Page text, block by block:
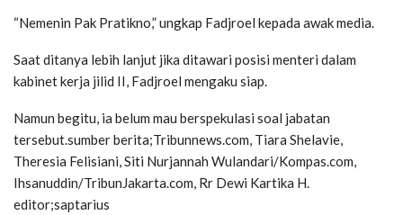
“Nemenin Pak Pratikno,” ungkap Fadjroel kepada awak media.
Saat ditanya lebih lanjut jika ditawari posisi menteri dalam
kabinet kerja jilid II, Fadjroel mengaku siap.
Namun begitu, ia belum mau berspekulasi soal jabatan
tersebut.sumber berita;Tribunnews.com, Tiara Shelavie,
Theresia Felisiani, Siti Nurjannah Wulandari/Kompas.com,
Ihsanuddin/TribunJakarta.com, Rr Dewi Kartika H.
editor;saptarius